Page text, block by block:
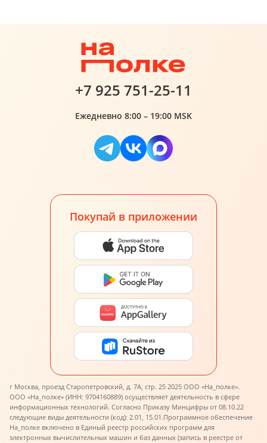
+7 925 751-25-11
Ежедневно 8:00 – 19:00 MSK
Покупай в приложении
г Москва, проезд Старопетровский, д. 7А, стр. 25 2025 ООО «На_полке».
ООО «На_полке» (ИНН: 9704160889) осуществляет деятельность в сфере
информационных технологий. Согласно Приказу Минцифры от 08.10.22
следующие виды деятельности (код): 2.01, 15.01.Программное обеспечение
На_полке включено в Единый реестр российских программ для
электронных вычислительных машин и баз данных (запись в реестре от